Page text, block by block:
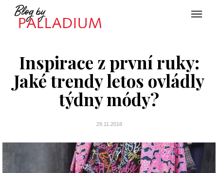
Inspirace z první ruky:
Jaké trendy letos ovládly
týdny módy?
29.11.2018